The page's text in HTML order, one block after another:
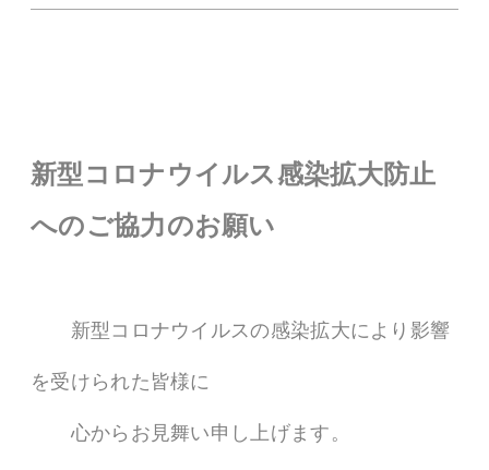
新型コロナウイルス感染拡大防止
へのご協力のお願い
新型コロナウイルスの感染拡大により影響
を受けられた皆様に
心からお見舞い申し上げます。